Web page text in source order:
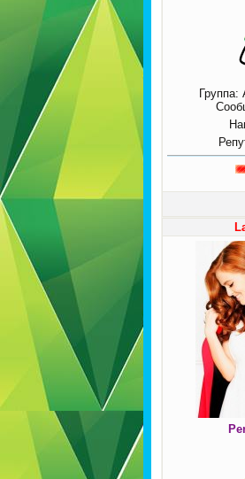
Группа: